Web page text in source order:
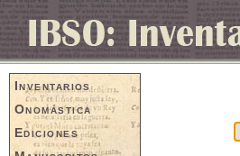
Inventarios
Onomástica
Ediciones